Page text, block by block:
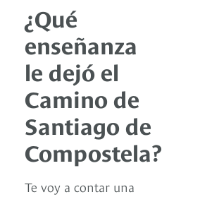
¿Qué
enseñanza
le dejó el
Camino de
Santiago de
Compostela?
Te voy a contar una